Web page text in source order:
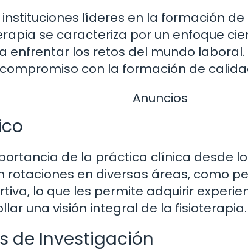
instituciones líderes en la formación
se caracteriza por un enfoque
enfrentar los retos del mundo laboral.
con la formación de
Anuncios
de la práctica clínica desde
rotaciones en diversas áreas, como
lo que les permite adquirir
una visión integral de la fisioterapia.
de Investigación